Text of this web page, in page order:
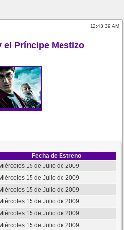
12:43:39 AM
el Príncipe Mestizo
Fecha de Estreno
Miércoles 15 de Julio de 2009
Miércoles 15 de Julio de 2009
Miércoles 15 de Julio de 2009
Miércoles 15 de Julio de 2009
Miércoles 15 de Julio de 2009
Miércoles 15 de Julio de 2009